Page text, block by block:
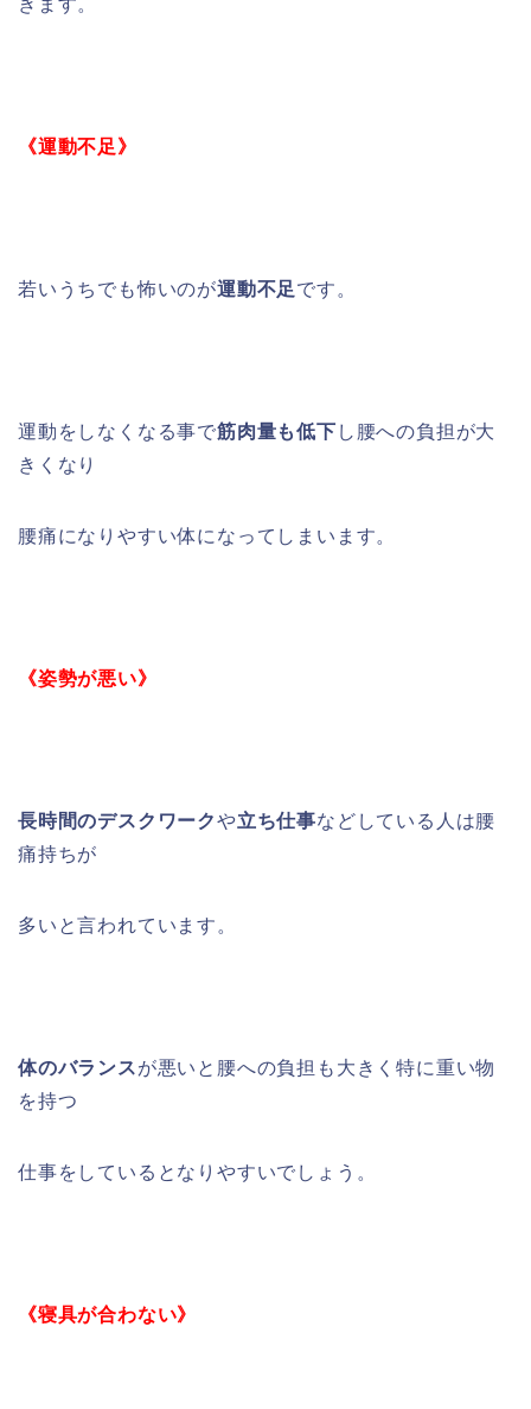
《運動不足》
若いうちでも怖いのが運動不足 です。
運動をしなくなる事で筋肉量も低下 し腰への負担が大
きくなり
腰痛になりやすい体になってしまいます。
《姿勢が悪い》
長時間のデスクワークや立ち仕事などしている人は腰
痛持ちが
多いと言われています。
体のバランスが悪いと腰への負担も大きく特に重い物
を持つ
仕事をしているとなりやすいでしょう。
《寝具が合わない》